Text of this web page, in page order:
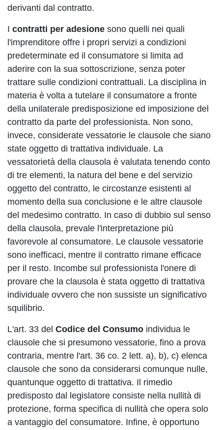
derivanti dal contratto.
I contratti per adesione sono quelli nei quali
l'imprenditore offre i propri servizi a condizioni
predeterminate ed il consumatore si limita ad
aderire con la sua sottoscrizione, senza poter
trattare sulle condizioni contrattuali. La disciplina in
materia è volta a tutelare il consumatore a fronte
della unilaterale predisposizione ed imposizione del
contratto da parte del professionista. Non sono,
invece, considerate vessatorie le clausole che siano
state oggetto di trattativa individuale. La
vessatorietà della clausola è valutata tenendo conto
di tre elementi, la natura del bene e del servizio
oggetto del contratto, le circostanze esistenti al
momento della sua conclusione e le altre clausole
del medesimo contratto. In caso di dubbio sul senso
della clausola, prevale l'interpretazione più
favorevole al consumatore. Le clausole vessatorie
sono inefficaci, mentre il contratto rimane efficace
per il resto. Incombe sul professionista l'onere di
provare che la clausola è stata oggetto di trattativa
individuale ovvero che non sussiste un significativo
squilibrio.
L'art. 33 del Codice del Consumo individua le
clausole che si presumono vessatorie, fino a prova
contraria, mentre l'art. 36 co. 2 lett. a), b), c) elenca
clausole che sono da considerarsi comunque nulle,
quantunque oggetto di trattativa. Il rimedio
predisposto dal legislatore consiste nella nullità di
protezione, forma specifica di nullità che opera solo
a vantaggio del consumatore. Infine, è opportuno